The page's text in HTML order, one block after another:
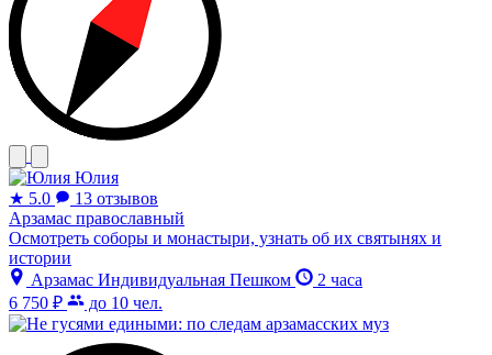
Юлия
★ 5.0
13 отзывов
Арзамас православный
Осмотреть соборы и монастыри, узнать об их святынях и
истории
Арзамас Индивидуальная Пешком
2 часа
6 750 ₽
до 10 чел.